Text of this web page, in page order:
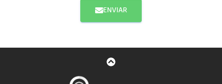
ENVIAR